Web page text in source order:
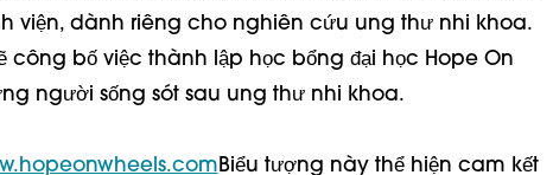
viện, dành riêng cho nghiên cứu ung thư nhi khoa.
công bố việc thành lập học bổng đại học Hope On
người sống sót sau ung thư nhi khoa.
Biểu tượng này thể hiện cam kết